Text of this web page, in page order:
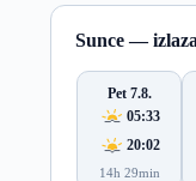
Sunce —
Pet 7.8.
05:33
20:02
14h 29min